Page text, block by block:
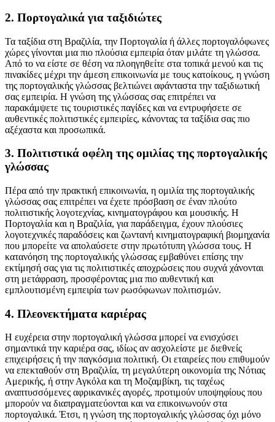
2. Πορτογαλικά για ταξιδιώτες
Τα ταξίδια στη Βραζιλία, την Πορτογαλία ή άλλες πορτογαλόφωνες
χώρες γίνονται μια πιο πλούσια εμπειρία όταν μιλάτε τη γλώσσα.
Από το να είστε σε θέση να πλοηγηθείτε στα τοπικά μενού και τις
πινακίδες μέχρι την άμεση επικοινωνία με τους κατοίκους, η γνώση
της πορτογαλικής γλώσσας βελτιώνει αφάνταστα την ταξιδιωτική
σας εμπειρία. Η γνώση της γλώσσας σας επιτρέπει να
παρακάμψετε τις τουριστικές παγίδες και να εντρυφήσετε σε
αυθεντικές πολιτιστικές εμπειρίες, κάνοντας τα ταξίδια σας πιο
αξέχαστα και προσωπικά.
3. Πολιτιστικά οφέλη της ομιλίας της πορτογαλικής
γλώσσας
Πέρα από την πρακτική επικοινωνία, η ομιλία της πορτογαλικής
γλώσσας σας επιτρέπει να έχετε πρόσβαση σε έναν πλούτο
πολιτιστικής λογοτεχνίας, κινηματογράφου και μουσικής. Η
Πορτογαλία και η Βραζιλία, για παράδειγμα, έχουν πλούσιες
λογοτεχνικές παραδόσεις και ζωντανή κινηματογραφική βιομηχανία
που μπορείτε να απολαύσετε στην πρωτότυπη γλώσσα τους. Η
κατανόηση της πορτογαλικής γλώσσας εμβαθύνει επίσης την
εκτίμησή σας για τις πολιτιστικές αποχρώσεις που συχνά χάνονται
στη μετάφραση, προσφέροντας μια πιο αυθεντική και
εμπλουτισμένη εμπειρία των ρωσόφωνων πολιτισμών.
4. Πλεονεκτήματα καριέρας
Η ευχέρεια στην πορτογαλική γλώσσα μπορεί να ενισχύσει
σημαντικά την καριέρα σας, ιδίως αν ασχολείστε με διεθνείς
επιχειρήσεις ή την παγκόσμια πολιτική. Οι εταιρείες που επιθυμούν
να επεκταθούν στη Βραζιλία, τη μεγαλύτερη οικονομία της Νότιας
Αμερικής, ή στην Αγκόλα και τη Μοζαμβίκη, τις ταχέως
αναπτυσσόμενες αφρικανικές αγορές, προτιμούν υποψηφίους που
μπορούν να διαπραγματεύονται και να επικοινωνούν στα
πορτογαλικά. Έτσι, η γνώση της πορτογαλικής γλώσσας όχι μόνο